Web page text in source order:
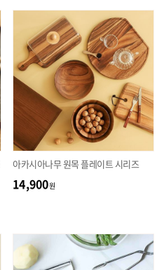
아카시아나무 원목 플레이트 시리즈
14,900원